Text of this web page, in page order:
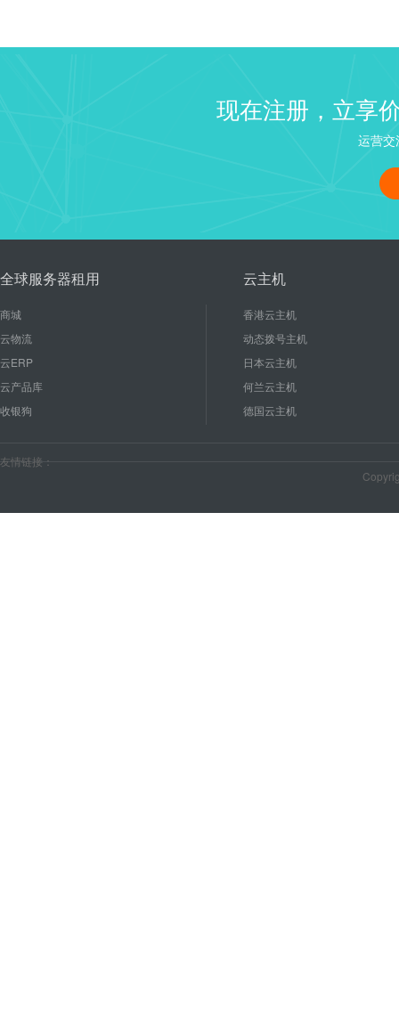
2020-10
这是每个使用windows服务器
识，本文章介绍win...
linux修改管理员密码、
使用linux能节省成本和后期
现在注册，立享
运营交
全球服务器租用
商城
云物流
云ERP
云产品库
收银狗
云主机
香港云主机
动态拨号主机
日本云主机
何兰云主机
德国云主机
友情链接：